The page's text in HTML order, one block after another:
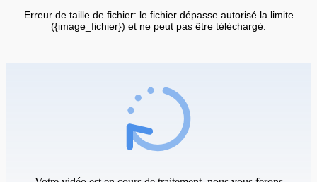
Erreur de taille de fichier: le fichier dépasse autorisé la limite
({image_fichier}) et ne peut pas être téléchargé.